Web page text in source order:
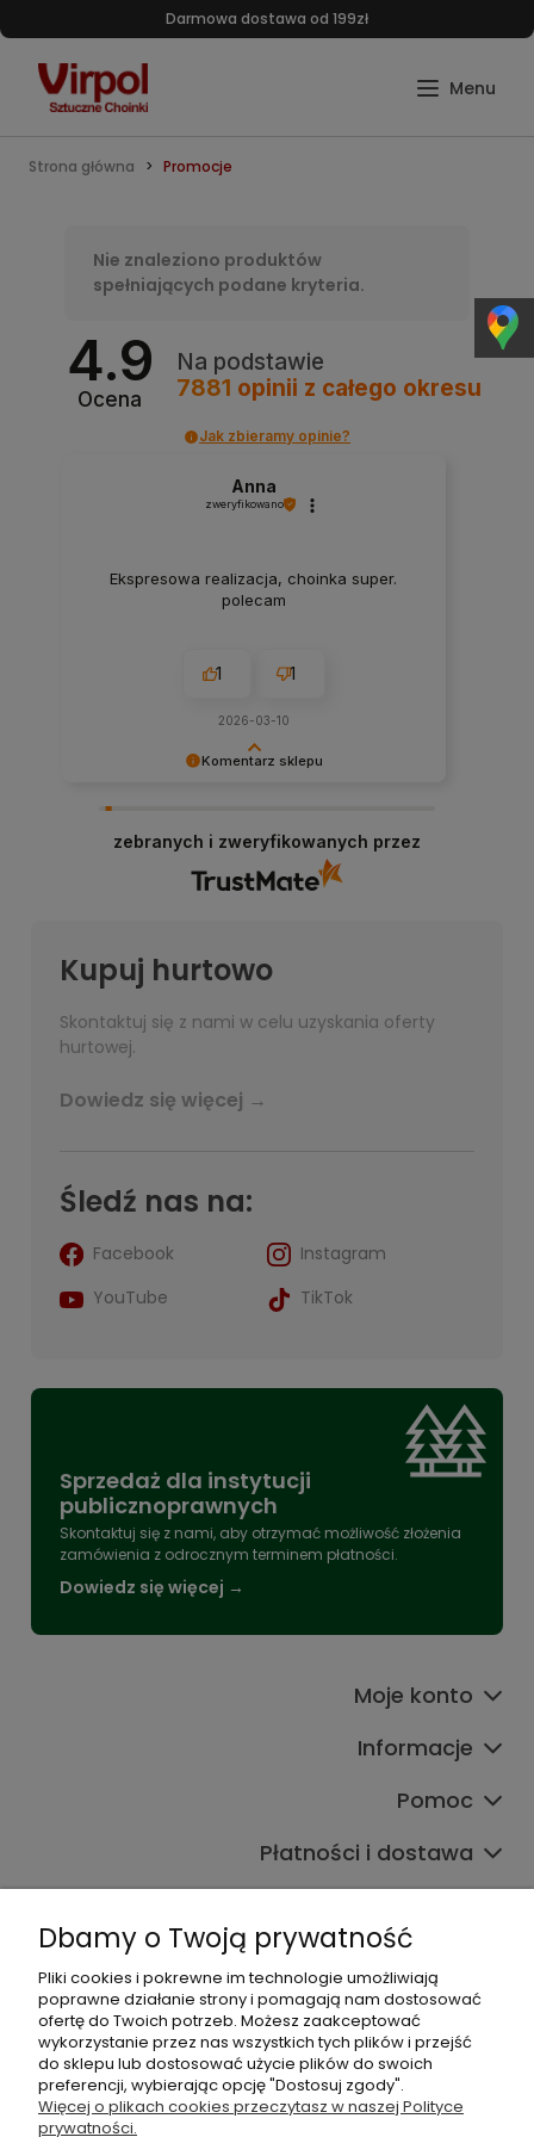
Darmowa dostawa od 199zł
Strona główna Promocje
Nie znaleziono produktów
spełniających podane kryteria.
4.9
Ocena
Na podstawie
7881 opinii z całego okresu
Jak zbieramy opinie?
Komentarz sklepu
Anna
zweryfikowano
Ekspresowa realizacja, choinka super.
polecam
1 1
2026-03-10
zebranych i zweryfikowanych przez
Śledź nas na:
Facebook
Instagram
YouTube
TikTok
Kupuj hurtowo
Skontaktuj się z nami w celu uzyskania oferty
hurtowej.
Dowiedz się więcej →
Sprzedaż dla instytucji
publicznoprawnych
Skontaktuj się z nami, aby otrzymać możliwość złożenia
zamówienia z odrocznym terminem płatności.
Dowiedz się więcej →
Moje konto
Informacje
Pomoc
Płatności i dostawa
Dane kontaktowe
Zadzwoń do nas lub napisz wiadomość e-mail:
+48 537 782 564
+48 537 461 261
sklep@virpol.pl
Dbamy o Twoją prywatność
Pliki cookies i pokrewne im technologie umożliwiają
poprawne działanie strony i pomagają nam dostosować
ofertę do Twoich potrzeb. Możesz zaakceptować
wykorzystanie przez nas wszystkich tych plików i przejść
do sklepu lub dostosować użycie plików do swoich
preferencji, wybierając opcję "Dostosuj zgody".
Więcej o plikach cookies przeczytasz w naszej Polityce
prywatności.